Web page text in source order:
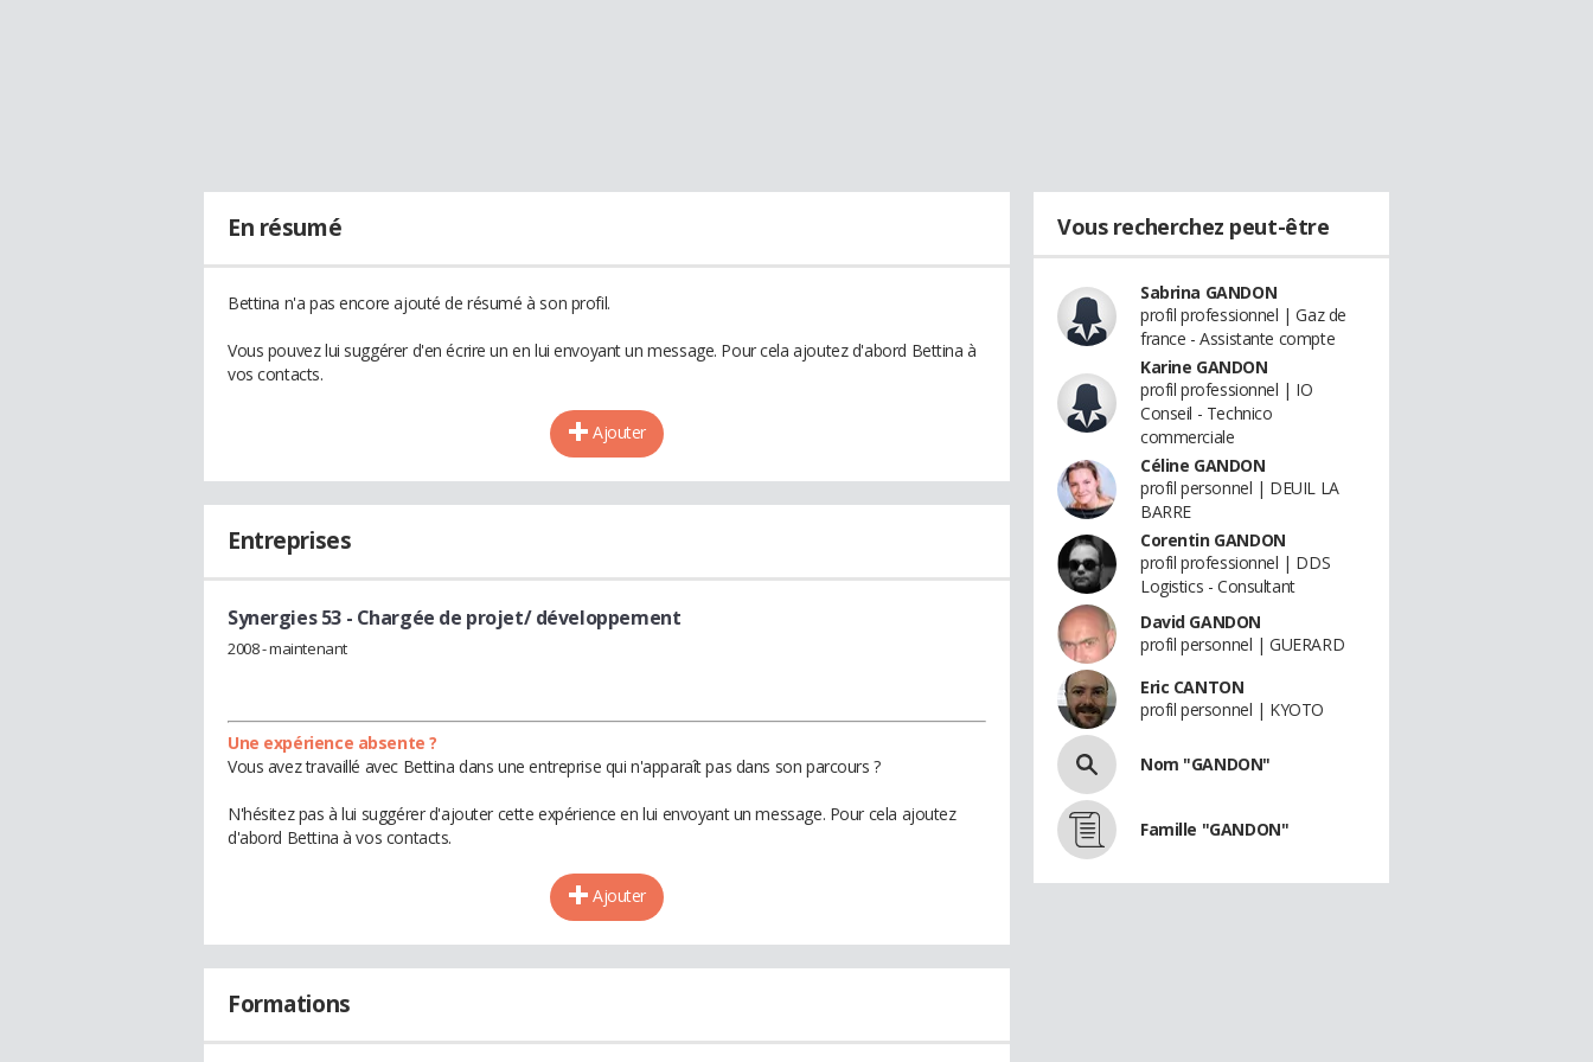
En résumé
Bettina n'a pas encore ajouté de résumé à son profil.
Vous pouvez lui suggérer d'en écrire un en lui envoyant un message. Pour cela ajoutez d'abord Bettina à
vos contacts.
Ajouter
Entreprises
Synergies 53- Chargée de projet/ développement
2008 - maintenant
Une expérience absente ?
Vous avez travaillé avec Bettina dans une entreprise qui n'apparaît pas dans son parcours ?
N'hésitez pas à lui suggérer d'ajouter cette expérience en lui envoyant un message. Pour cela ajoutez
d'abord Bettina à vos contacts.
Ajouter
Formations
Vous recherchez peut-être
Sabrina GANDON
profil professionnel | Gaz de
france - Assistante compte
Karine GANDON
profil professionnel | IO
Conseil - Technico
commerciale
Céline GANDON
profil personnel | DEUIL LA
BARRE
Corentin GANDON
profil professionnel | DDS
Logistics - Consultant
David GANDON
profil personnel | GUERARD
Eric CANTON
profil personnel | KYOTO
Nom "GANDON"
Famille "GANDON"